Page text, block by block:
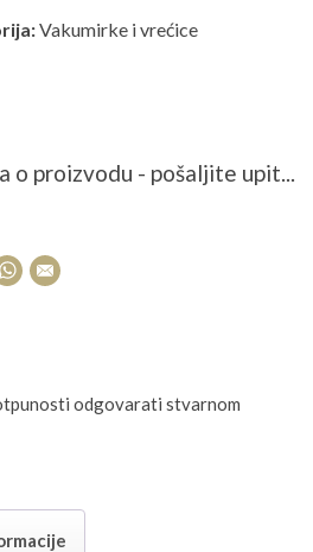
Vakumirke i vrećice
o proizvodu - pošaljite upit...
odgovarati stvarnom